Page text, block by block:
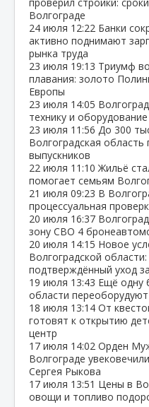
Волгограде
24 июля 12:22 Банки
активно поднимают
рынка труда
23 июля 19:13 Триумф
плавания: золото
Европы
23 июля 14:05
технику и
23 июля 11:56 До 300
Волгоградская
выпускников
22 июля 11:10 Жильё
помогает семьям
21 июля 09:23 В
процессуальная
20 июля 16:37
зону СВО 4
20 июля 14:15 Новое
Волгоградской
подтверждённый уход
19 июля 13:43 Ещё одну
области
18 июля 13:14 От
готовят к открытию
центр
17 июля 14:02 Орден
Волгограде
Сергея Рыкова
17 июля 13:51 Цены в
овощи и топливо